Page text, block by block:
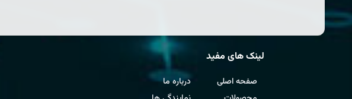
لینک های مفید
صفحه اصلی
درباره ما